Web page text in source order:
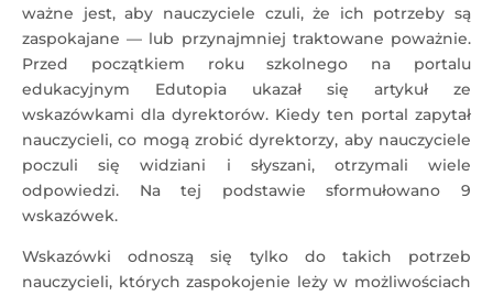
ważne jest, aby nauczyciele czuli, że ich potrzeby są
zaspokajane — lub przynajmniej traktowane poważnie.
Przed początkiem roku szkolnego na portalu
edukacyjnym Edutopia ukazał się artykuł ze
wskazówkami dla dyrektorów. Kiedy ten portal zapytał
nauczycieli, co mogą zrobić dyrektorzy, aby nauczyciele
poczuli się widziani i słyszani, otrzymali wiele
odpowiedzi. Na tej podstawie sformułowano 9
wskazówek.
Wskazówki odnoszą się tylko do takich potrzeb
nauczycieli, których zaspokojenie leży w możliwościach